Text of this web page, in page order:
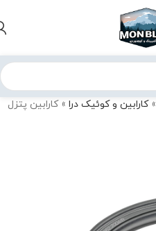
»کارابین و کوئیک درا »کارابین پتزل